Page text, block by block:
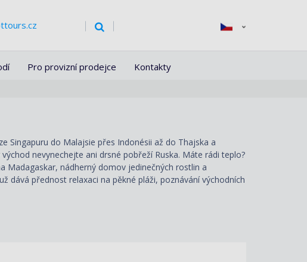
Pro provizní prodejce Kontakty
Singapuru do Malajsie přes Indonésii až do Thajska a
nevynechejte ani drsné pobřeží Ruska. Máte rádi teplo?
Madagaskar, nádherný domov jedinečných rostlin a
dává přednost relaxaci na pěkné pláži, poznávání východních